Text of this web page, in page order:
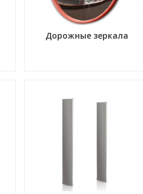
Дорожные зеркала